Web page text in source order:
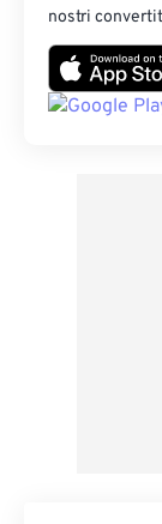
nostri